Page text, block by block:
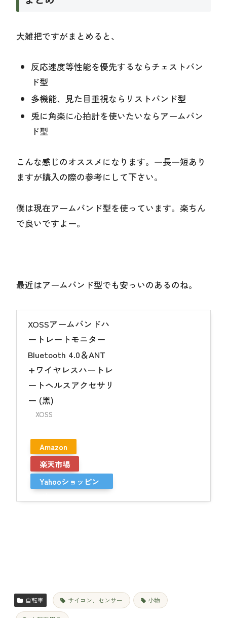
大雑把ですがまとめると、
反応速度等性能を優先するならチェストバン
ド型
多機能、見た目重視ならリストバンド型
兎に角楽に心拍計を使いたいならアームバン
ド型
こんな感じのオススメになります。一長一短あり
ますが購入の際の参考にして下さい。
僕は現在アームバンド型を使っています。楽ちん
で良いですよー。
最近はアームバンド型でも安っいのあるのね。
XOSSアームバンドハ
ートレートモニター
Bluetooth 4.0＆ANT
+ワイヤレスハートレ
ートヘルスアクセサリ
ー (黑)
XOSS
Amazon
楽天市場
Yahooショッピン
自転車 サイコン、センサー 小物